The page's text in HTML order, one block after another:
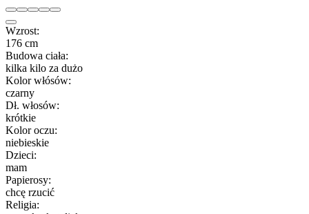
Wzrost:
176 cm
Budowa ciała:
kilka kilo za dużo
Kolor włósów:
czarny
Dł. włosów:
krótkie
Kolor oczu:
niebieskie
Dzieci:
mam
Papierosy:
chcę rzucić
Religia: